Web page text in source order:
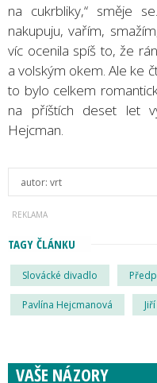
na cukrbliky,“ směje
nakupuju, vařím,
víc ocenila spíš to, že
a volským okem. Ale ke
to bylo celkem
na příštích deset let
Hejcman.
autor: vrt
TAGY ČLÁNKU
Slovácké divadlo
Pavlína Hejcmanová
VAŠE NÁZORY